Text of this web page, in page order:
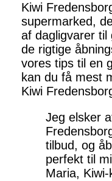
Kiwi
supermarked,
af dagligvarer til
de rigtige
vores tips til en
kan du få mest
Kiwi
Jeg elsker
tilbud, og
perfekt til
Maria, Kiwi-